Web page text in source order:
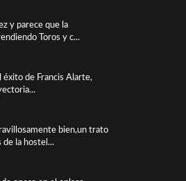
y parece que la
Toros y c...
éxito de Francis Alarte,
bien,un trato
de la hostel...